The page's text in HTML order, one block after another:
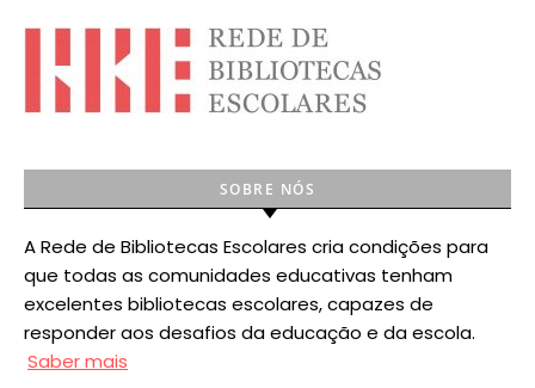
SOBRE NÓS
A Rede de Bibliotecas Escolares cria condições para
que todas as comunidades educativas tenham
excelentes bibliotecas escolares, capazes de
responder aos desafios da educação e da escola.
Saber mais